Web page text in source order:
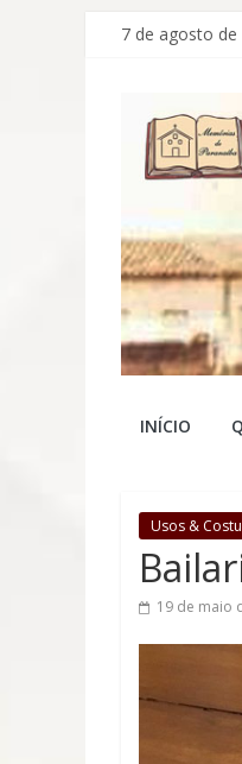
Pular
conteúdo
7 de agosto de
site
que
viva
INÍCIO
Usos &
19 de maio